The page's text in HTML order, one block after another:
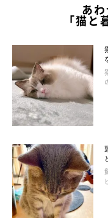
「集会中は人間に邪魔
見たらそっとしておく
あ
「猫